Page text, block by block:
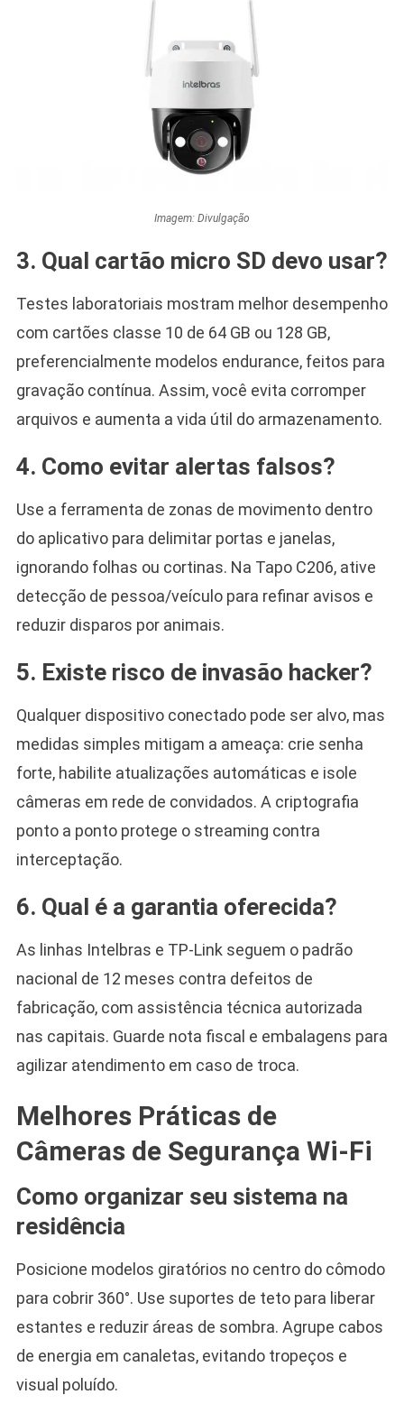
Imagem: Divulgação
3. Qual cartão micro SD devo usar?
Testes laboratoriais mostram melhor desempenho
com cartões classe 10 de 64 GB ou 128 GB,
preferencialmente modelos endurance, feitos para
gravação contínua. Assim, você evita corromper
arquivos e aumenta a vida útil do armazenamento.
4. Como evitar alertas falsos?
Use a ferramenta de zonas de movimento dentro
do aplicativo para delimitar portas e janelas,
ignorando folhas ou cortinas. Na Tapo C206, ative
detecção de pessoa/veículo para refinar avisos e
reduzir disparos por animais.
5. Existe risco de invasão hacker?
Qualquer dispositivo conectado pode ser alvo, mas
medidas simples mitigam a ameaça: crie senha
forte, habilite atualizações automáticas e isole
câmeras em rede de convidados. A criptografia
ponto a ponto protege o streaming contra
interceptação.
6. Qual é a garantia oferecida?
As linhas Intelbras e TP-Link seguem o padrão
nacional de 12 meses contra defeitos de
fabricação, com assistência técnica autorizada
nas capitais. Guarde nota fiscal e embalagens para
agilizar atendimento em caso de troca.
Melhores Práticas de
Câmeras de Segurança Wi-Fi
Como organizar seu sistema na
residência
Posicione modelos giratórios no centro do cômodo
para cobrir 360°. Use suportes de teto para liberar
estantes e reduzir áreas de sombra. Agrupe cabos
de energia em canaletas, evitando tropeços e
visual poluído.